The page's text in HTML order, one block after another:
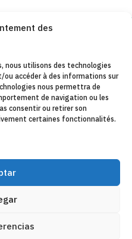
des
nous utilisons des technologies
ou accéder à des informations sur
nous permettra de
de navigation ou les
consentir ou retirer son
certaines fonctionnalités.